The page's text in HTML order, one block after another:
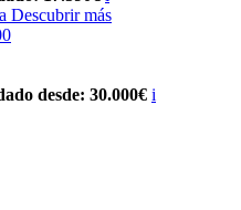
Descubrir más
desde: 30.000€ i